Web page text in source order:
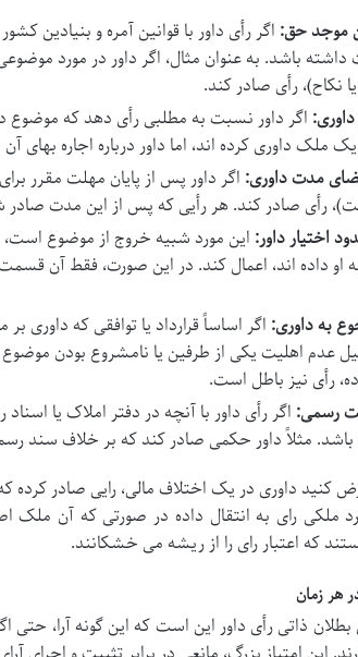
موجد حق: اگر رأی داور با قوانین آمره و بنیادین
باشد. به عنوان مثال، اگر داور در مورد
نکاح)، رأی صادر کند.
اگر داور نسبت به مطلبی رأی دهد که موضوع
ملک داوری کرده اند، اما داور درباره اجاره
مدت داوری: اگر داور پس از پایان مهلت مقرر
رأی صادر کند. هر رأیی که پس از این مدت صادر
اختیار داور: این مورد شبیه خروج از موضوع است،
او داده اند، اعمال کند. در این صورت، فقط آن
به داوری: اگر اساساً قرارداد یا توافقی که داوری
عدم اهلیت یکی از طرفین یا نامشروع بودن
رأی نیز باطل است.
رسمی: اگر رأی داور با آنچه در دفتر املاک یا
مثلاً داور حکمی صادر کند که بر خلاف سند
داوری در یک اختلاف مالی، رایی صادر کرده که
ملکی رای به انتقال داده در صورتی که آن ملک
که اعتبار رای را از ریشه می خشکانند.
هر زمان